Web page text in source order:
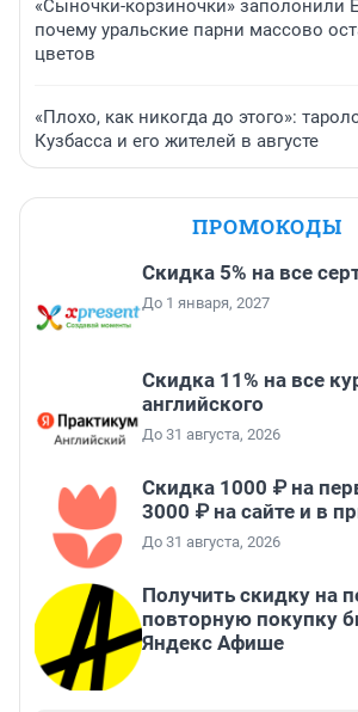
«Сыночки-корзиночки» заполонили
почему уральские парни массово
цветов
«Плохо, как никогда до этого»:
Кузбасса и его жителей в августе
ПРОМОКОДЫ
Скидка 5% на все
До 1 января, 2027
Скидка 11% на все
английского
До 31 августа, 2026
Скидка 1000 ₽ на
3000 ₽ на сайте и в
До 31 августа, 2026
Получить скидку на
повторную покупку
Яндекс Афише